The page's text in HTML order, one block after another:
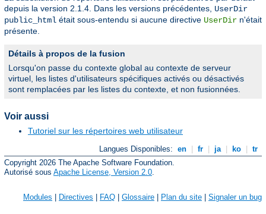
depuis la version 2.1.4. Dans les versions précédentes, UserDir
public_html était sous-entendu si aucune directive UserDir n'était
présente.
Détails à propos de la fusion
Lorsqu'on passe du contexte global au contexte de serveur
virtuel, les listes d'utilisateurs spécifiques activés ou désactivés
sont remplacées par les listes du contexte, et non fusionnées.
Voir aussi
Tutoriel sur les répertoires web utilisateur
Langues Disponibles: en fr ja ko
tr
Copyright 2026 The Apache Software Foundation.
Autorisé sous Apache License, Version 2.0
Modules | Directives | FAQ | Glossaire | Plan du site | Signaler un bug